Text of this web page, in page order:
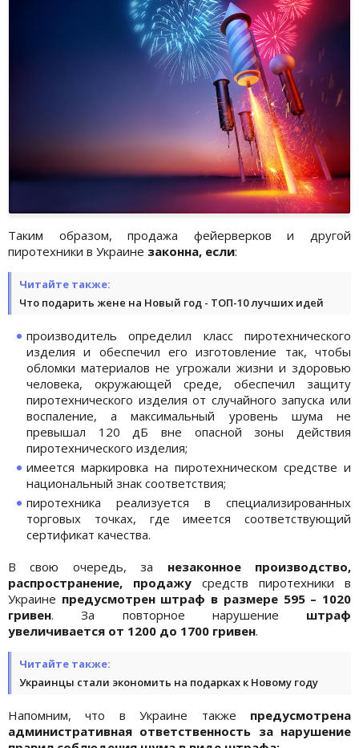
Таким образом, продажа фейерверков и другой
пиротехники в Украине законна, если:
Читайте также:
Что подарить жене на Новый год - ТОП-10 лучших идей
производитель определил класс пиротехнического
изделия и обеспечил его изготовление так, чтобы
обломки материалов не угрожали жизни и здоровью
человека, окружающей среде, обеспечил защиту
пиротехнического изделия от случайного запуска или
воспаление, а максимальный уровень шума не
превышал 120 дБ вне опасной зоны действия
пиротехнического изделия;
имеется маркировка на пиротехническом средстве и
национальный знак соответствия;
пиротехника реализуется в специализированных
торговых точках, где имеется соответствующий
сертификат качества.
В свою очередь, за незаконное производство,
распространение, продажу средств пиротехники в
Украине предусмотрен штраф в размере 595 – 1020
гривен. За повторное нарушение штраф
увеличивается от 1200 до 1700 гривен.
Читайте также:
Украинцы стали экономить на подарках к Новому году
Напомним, что в Украине также предусмотрена
административная ответственность за нарушение